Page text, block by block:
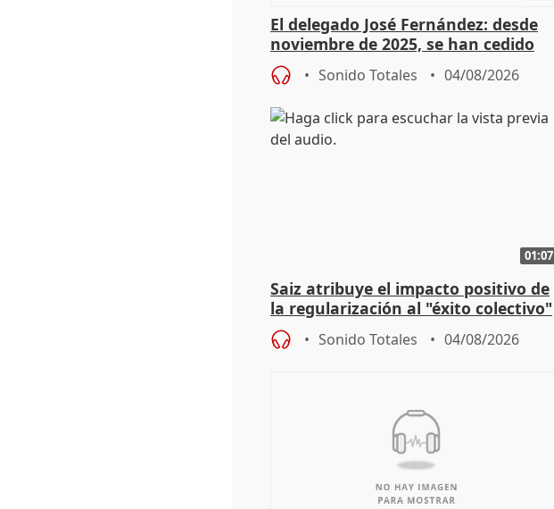
El delegado José Fernández: desde
noviembre de 2025, se han cedido
9.810 ayudas por nacimiento
Sonido Totales 04/08/2026
01:07
Saiz atribuye el impacto positivo de
la regularización al "éxito colectivo"
del Gobierno
Sonido Totales 04/08/2026